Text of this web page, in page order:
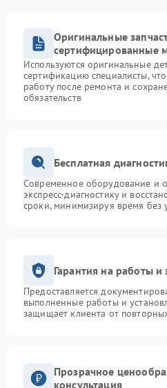
Оригинальные
сертифицированные
Используются оригинальные
сертификацию специалисты,
работу после ремонта и
обязательств
Бесплатная
Современное оборудование и
экспресс-диагностику и
сроки, минимизируя время без
Гарантия на работы и
Предоставляется
выполненные работы и
защищает клиента от
Прозрачное
консультация